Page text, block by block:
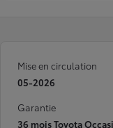
Mise en circulation
05-2026
Garantie
36 mois Toyota